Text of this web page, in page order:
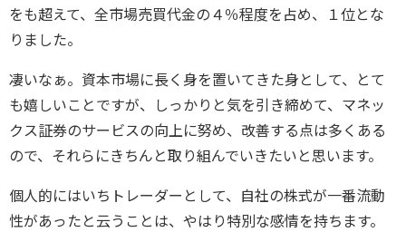
をも超えて、全市場売買代金の４％程度を占め、１位とな
りました。
凄いなぁ。資本市場に長く身を置いてきた身として、とて
も嬉しいことですが、しっかりと気を引き締めて、マネッ
クス証券のサービスの向上に努め、改善する点は多くある
ので、それらにきちんと取り組んでいきたいと思います。
個人的にはいちトレーダーとして、自社の株式が一番流動
性があったと云うことは、やはり特別な感情を持ちます。